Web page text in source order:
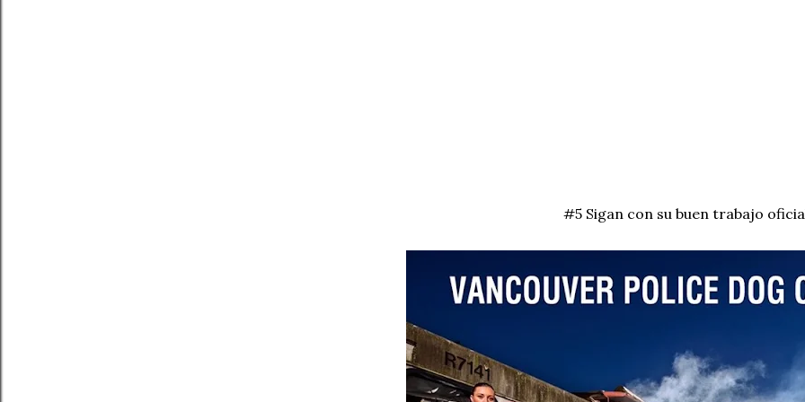
#5 Sigan con su buen trabajo